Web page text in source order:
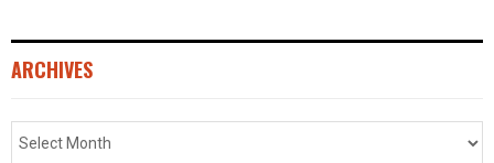
ARCHIVES